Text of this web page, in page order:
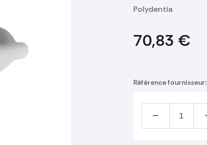
Polydentia
70,83 €
Référence fournisseur: